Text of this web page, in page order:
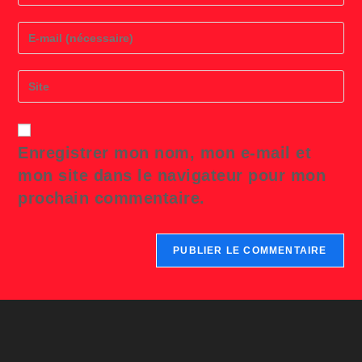
or
username
to
comment
Enter
your
address
comment
Saisir
l’URL
votre
site
(facultatif)
Enregistrer mon nom, mon e-mail et
mon site dans le navigateur pour mon
prochain commentaire.